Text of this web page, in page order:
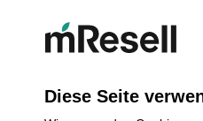
E-Mail
Diese Seite